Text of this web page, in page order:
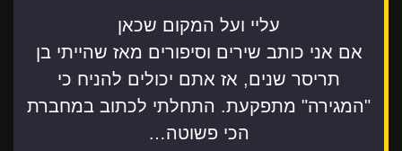
עליי ועל המקום שכאן
אם אני כותב שירים וסיפורים מאז שהייתי בן
תריסר שנים, אז אתם יכולים להניח כי
"המגירה" מתפקעת. התחלתי לכתוב במחברת
הכי פשוטה…